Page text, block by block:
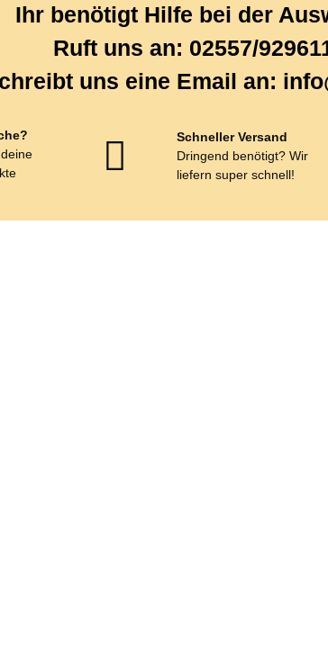
Ihr benötigt Hilfe bei der
Ruft uns an: 02557/
uns eine Email an:
Schneller Versand
Dringend benötigt? Wir
liefern super schnell!